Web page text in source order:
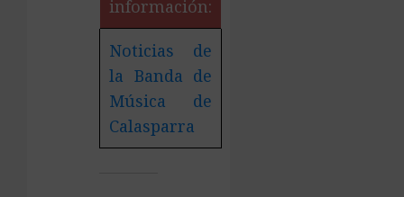
información:
Noticias de
la Banda de
Música de
Calasparra